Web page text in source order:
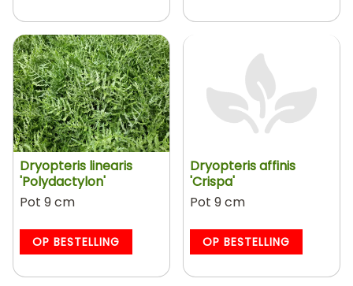
Dryopteris linearis
'Polydactylon'
Pot 9 cm
OP BESTELLING
Dryopteris affinis
'Crispa'
Pot 9 cm
OP BESTELLING